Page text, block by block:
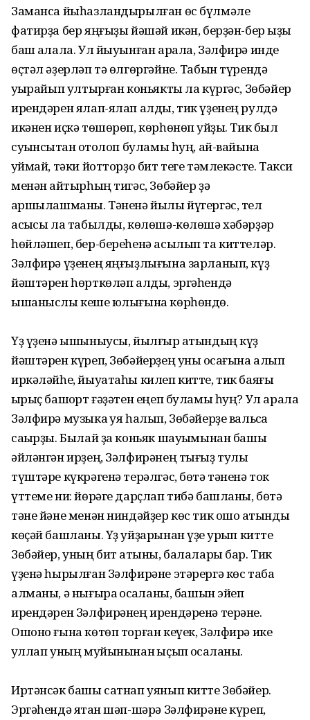
Заманса йыһазландырылған өс бүлмәле
фатирҙа бер яңғыҙы йәшәй икән, берҙән-бер ҡыҙы
баш ҡалала. Ул йыуынған арала, Зәлфирә инде
өҫтәл әҙерләп тә өлгөргәйне. Табын түрендә
ҡуҡырайып ултырған коньякты ла күргәс, Зөбәйер
ирендәрен ялап-ялап алды, тик үҙенең рулдә
икәнен иҫкә төшөрөп, көрһөнөп ҡуйҙы. Тик был
суҡынсыҡтан ҡотолоп буламы һуң, ай-вайына
ҡуймай, тәки йотторҙо бит теге тәмлекәсте. Такси
менән ҡайтырһың тигәс, Зөбәйер ҙә
ҡаршылашманы. Тәненә йылы йүгергәс, тел
асҡысы ла табылды, көлөшә-көлөшә хәбәрҙәр
һөйләшеп, бер-береһенә асылып та киттеләр.
Зәлфирә үҙенең яңғыҙлығына зарланып, күҙ
йәштәрен һөрткөләп алды, эргәһендә
ышаныслы кеше юҡлығына көрһөндө.
Үҙ үҙенә ышыныусы, йылғыр ҡатындың күҙ
йәштәрен күреп, Зөбәйерҙең уны ҡосағына алып
иркәләйһе, йыуатаһы килеп китте, тик баяғы
ҡырыҫ башҡорт ғәҙәтен еңеп буламы һуң? Ул арала
Зәлфирә музыка ҡуя һалып, Зөбәйерҙе вальсҡа
саҡырҙы. Былай ҙа коньяк шауҡымынан башы
әйләнгән ирҙең, Зәлфирәнең тығыҙ тулы
түштәре күкрәгенә терәлгәс, бөтә тәненә ток
үттеме ни: йөрәге дарҫлап тибә башланы, бөтә
тәне йәне менән ниндәйҙер көс тик ошо ҡатынды
көҫәй башланы. Үҙ уйҙарынан үҙе ҡурҡып китте
Зөбәйер, уның бит ҡатыны, балалары бар. Тик
үҙенә һырылған Зәлфирәне этәрергә көс таба
алманы, ә нығыраҡ ҡосаҡланы, башын эйеп
ирендәрен Зәлфирәнең ирендәренә терәне.
Ошоно ғына көтөп торған кеүек, Зәлфирә ике
ҡуллап уның муйынынан ҡыҫып ҡосаҡланы.
Иртәнсәк башы сатнап уянып китте Зөбәйер.
Эргәһендә ятҡан шәп-шәрә Зәлфирәне күреп,